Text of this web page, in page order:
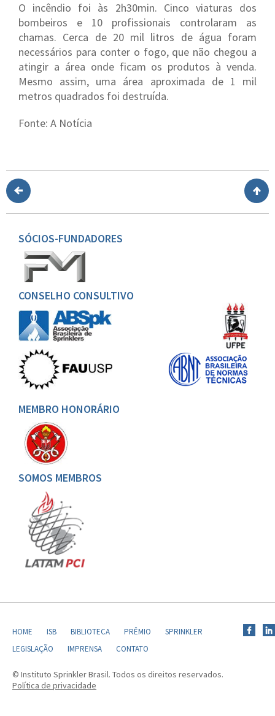
O incêndio foi às 2h30min. Cinco viaturas dos
bombeiros e 10 profissionais controlaram as
chamas. Cerca de 20 mil litros de água foram
necessários para conter o fogo, que não chegou a
atingir a área onde ficam os produtos à venda.
Mesmo assim, uma área aproximada de 1 mil
metros quadrados foi destruída.
Fonte: A Notícia
SÓCIOS-FUNDADORES
CONSELHO CONSULTIVO
MEMBRO HONORÁRIO
SOMOS MEMBROS
HOME ISB BIBLIOTECA PRÊMIO
SPRINKLER
LEGISLAÇÃO
IMPRENSA CONTATO
© Instituto Sprinkler Brasil. Todos os direitos reservados.
Política de privacidade